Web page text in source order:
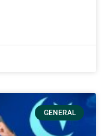
GENERAL